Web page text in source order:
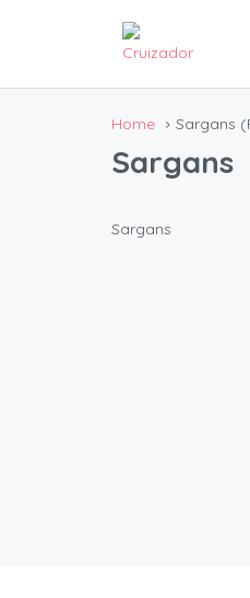
Home Sargans
Sargans
Sargans